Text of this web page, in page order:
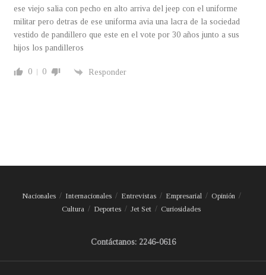
ese viejo salia con pecho en alto arriva del jeep con el uniforme
militar pero detras de ese uniforma avia una lacra de la sociedad
vestido de pandillero que este en el vote por 30 años junto a sus
hijos los pandilleros
0 0 Responder
Nacionales Internacionales Entrevistas Empresarial
Opinión
Cultura
Deportes Jet Set Curiosidades
Contáctanos: 2246-0616